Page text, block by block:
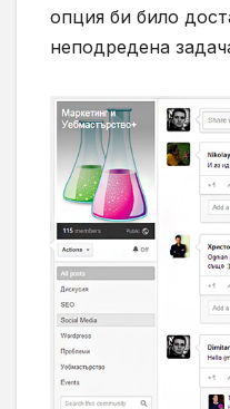
опция би било
неподредена